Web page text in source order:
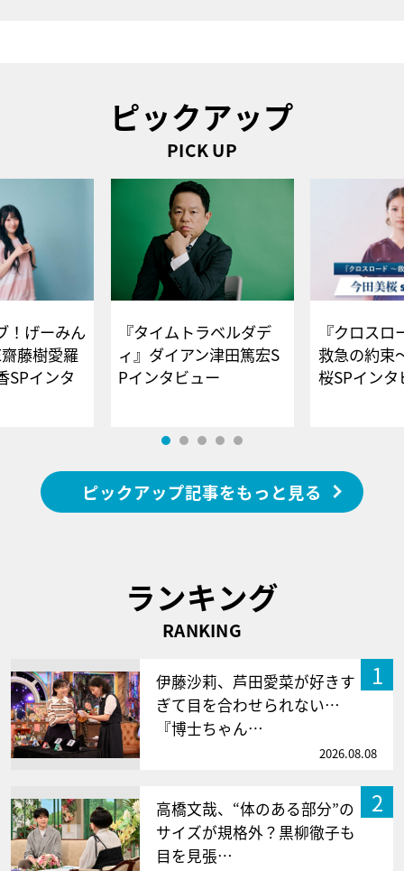
ピックアップ
PICK UP
！げーみん
藤樹愛羅
SPインタ
『タイムトラベルダデ
ィ』ダイアン津田篤宏S
Pインタビュー
『クロス
救急の約束
桜SPイ
ピックアップ記事をもっと見る
ランキング
RANKING
1
伊藤沙莉、芦田愛菜が好きす
ぎて目を合わせられない…
『博士ちゃん…
2026.08.08
2
高橋文哉、“体のある部分”の
サイズが規格外？黒柳徹子も
目を見張…